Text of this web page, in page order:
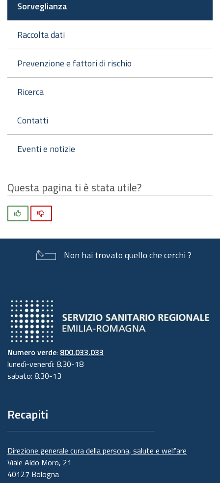
Sorveglianza
Raccolta dati
Prevenzione e fattori di rischio
Ricerca
Contatti
Eventi e notizie
Questa pagina ti è stata utile?
Non hai trovato quello che cerchi ?
Numero verde: 800.033.033
lunedì-venerdì: 8.30-18
sabato: 8.30-13
Recapiti
Direzione generale cura della persona, salute e welfare
Viale Aldo Moro, 21
40127 Bologna